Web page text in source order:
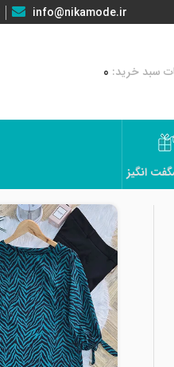
info@nikamode.ir
0
انگیز